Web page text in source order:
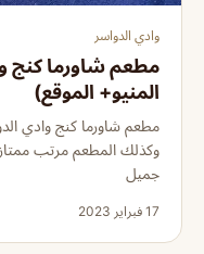
وادي الدواسر
مطعم شاورما كنج
المنيو+ الموقع)
مطعم شاورما كنج وادي
وكذلك المطعم مرتب
جميل
17 فبراير 2023